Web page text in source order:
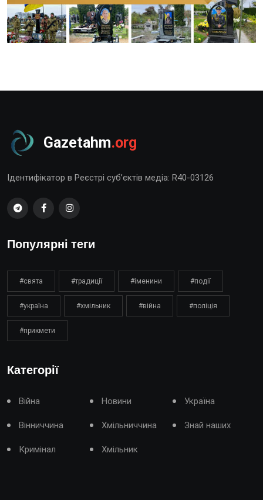
Gazetahm.org
Ідентифікатор в Реєстрі суб’єктів медіа: R40-03126
Популярні теги
#свята #традиції #іменини #події
#україна #хмільник #війна #поліція
#прикмети
Категорії
Війна Новини Україна
Вінниччина Хмільниччина Знай наших
Кримінал Хмільник